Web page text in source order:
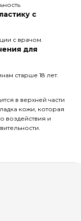
с
с врачом.
для
старше 18 лет.
в верхней части
кожи, которая
воздействия и